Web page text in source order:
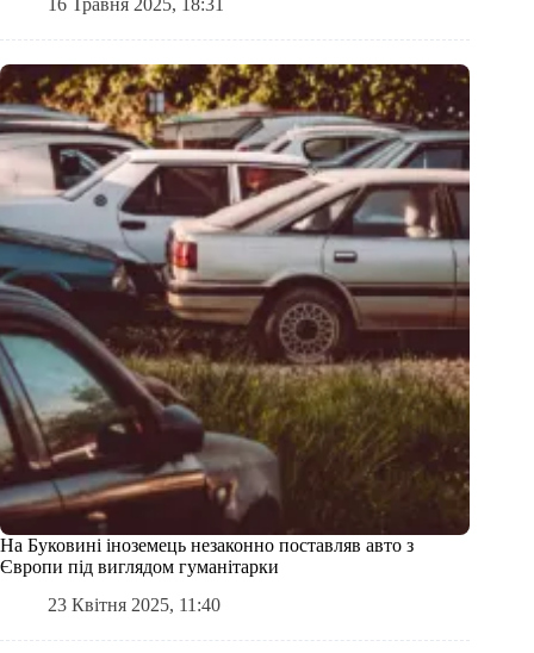
16 Травня 2025, 18:31
На Буковині іноземець незаконно поставляв авто з
Європи під виглядом гуманітарки
23 Квітня 2025, 11:40